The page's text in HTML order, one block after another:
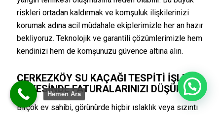
riskleri ortadan kaldırmak ve komşuluk ilişkilerinizi
korumak adına acil müdahale ekiplerimizle her an hazır
bekliyoruz. Teknolojik ve garantili çözümlerimizle hem
kendinizi hem de komşunuzu güvence altına alın.
ÇERKEZKÖY SU KAÇAĞI TESPITI İŞLEMI
SAYESINDE FATURALARINIZI DÜŞÜRÜN
Birçok ev sahibi, görünürde hiçbir ıslaklık veya sızıntı
Merhaba
Hemen Ara